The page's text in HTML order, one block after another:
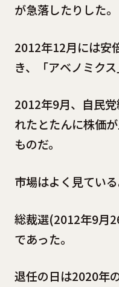
が急落したりした。
2012年12月には安
き、「アベノミクス
2012年9月、自民
れたとたんに株価
ものだ。
市場はよく見ている
総裁選(2012年9月
であった。
退任の日は2020年